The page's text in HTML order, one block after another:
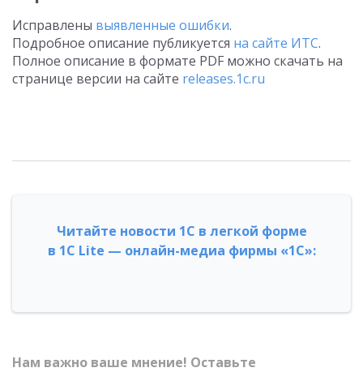
Исправлены выявленные ошибки.
Подробное описание публикуется на сайте ИТС.
Полное описание в формате PDF можно скачать на
странице версии на сайте releases.1c.ru
Читайте новости 1С в легкой форме
в 1С Lite — онлайн-медиа фирмы «1С»:
Нам важно ваше мнение! Оставьте